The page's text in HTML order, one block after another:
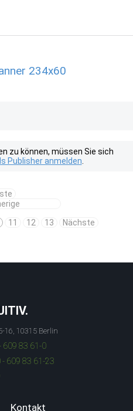
234x60
zu können, müssen Sie sich
Publisher anmelden
11 12 13 Nächste
16, 10315 Berlin
609 83 61-0
- 609 83 61-23
Kontakt